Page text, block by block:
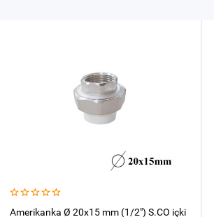
Amerikanka Ø 20x15 mm (1/2") S.CO içki